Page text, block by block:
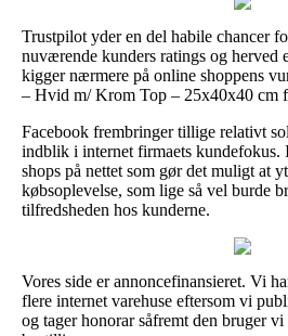
Trustpilot yder en del habile chancer
nuværende kunders ratings og herved
kigger nærmere på online shoppens
– Hvid m/ Krom Top – 25x40x40 cm
Facebook frembringer tillige relativt
indblik i internet firmaets
shops på nettet som gør det muligt at
købsoplevelse, som lige så vel burde
tilfredsheden hos kunderne.
Vores side er annoncefinansieret. Vi
flere internet varehuse eftersom vi
og tager honorar såfremt den bruger